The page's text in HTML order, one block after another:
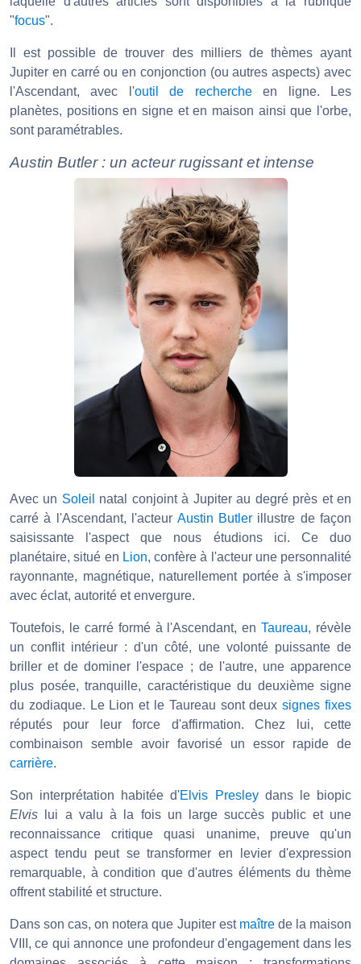
"focus".
Il est possible de trouver des milliers de thèmes ayant
Jupiter en carré ou en conjonction (ou autres aspects) avec
l'Ascendant, avec l'outil de rechercheen ligne. Les
planètes, positions en signe et en maison ainsi que l'orbe,
sont paramétrables.
Austin Butler : un acteur rugissant et intense
Avec un Soleil
natal conjoint à Jupiter au degré près et en
carré à l'Ascendant, l'acteur Austin Butlerillustre de façon
saisissante l'aspect que nous étudions ici. Ce duo
planétaire, situé en Lion, confère à l'acteur une personnalité
rayonnante, magnétique, naturellement portée à s'imposer
avec éclat, autorité et envergure.
Toutefois, le carré formé à l'Ascendant, enTaureau, révèle
un conflit intérieur : d'un côté, une volonté puissante de
briller et de dominer l'espace ; de l'autre, une apparence
plus posée, tranquille, caractéristique du deuxième signe
du zodiaque. Le Lion et le Taureau sont deuxsignes fixes
réputés pour leur force d'affirmation. Chez lui, cette
combinaison semble avoir favorisé un essor rapide de
carrière.
Son interprétation habitée d'Elvis Presleydans le biopic
Elvis lui a valu à la fois un large succès public et une
reconnaissance critique quasi unanime, preuve qu'un
aspect tendu peut se transformer en levier d'expression
remarquable, à condition que d'autres éléments du thème
offrent stabilité et structure.
Dans son cas, on notera que Jupiter est maîtrede la maison
VIII, ce qui annonce une profondeur d'engagement dans les